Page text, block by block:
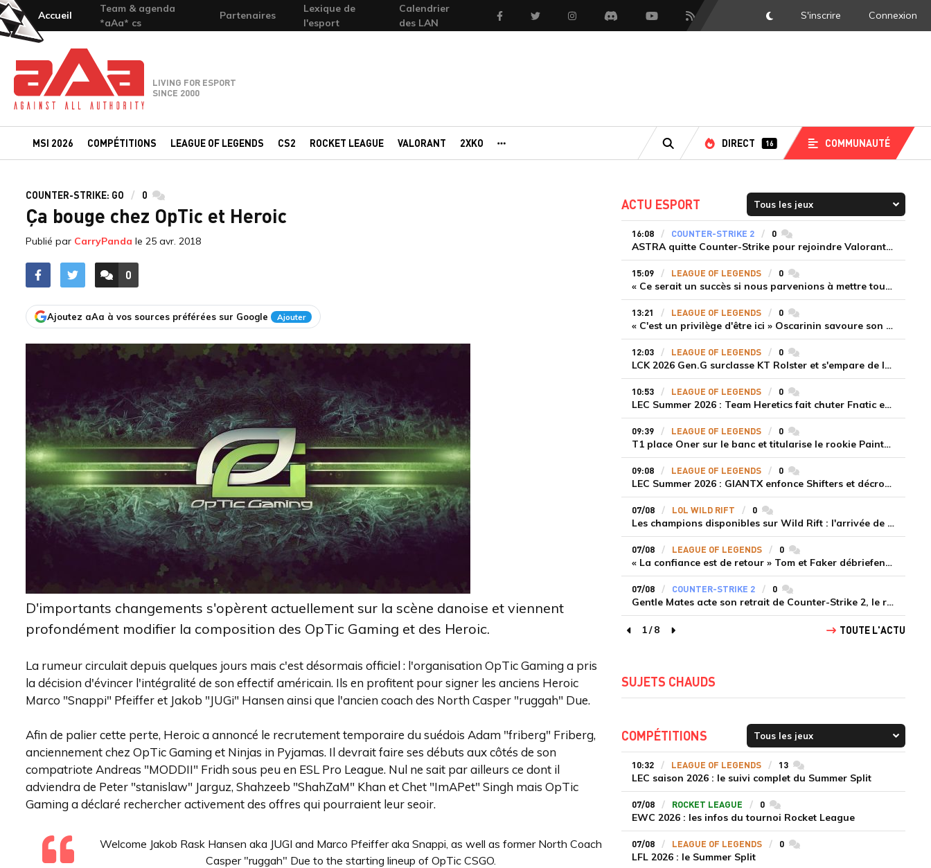
Accueil
Team & agenda
*aAa* cs
Partenaires
Lexique de
l'esport
Calendrier
des LAN
FacebookTwitter InstagramDiscord YoutubeFlux RSS DarkMode
S'inscrire Connexion
Team-aAa - against All authority
LIVING FOR ESPORT
SINCE 2000
MSI 2026 COMPÉTITIONS LEAGUE OF LEGENDS CS2 ROCKET LEAGUE VALORANT 2XKO
RECHERCHE
DIRECT 16 COMMUNAUTÉ
COUNTER-STRIKE: GO 0 commentaires
Ça bouge chez OpTic et Heroic
Publié par CarryPanda le 25 avr. 2018
ACCÉDER AUX
0
COMMENTAIRES
Ajoutez aAa à vos sources préférées sur Google Ajouter
D'importants changements s'opèrent actuellement sur la scène danoise et viennent
profondément modifier la composition des OpTic Gaming et des Heroic.
La rumeur circulait depuis quelques jours mais c'est désormais officiel : l'organisation OpTic Gaming a pris
la décision d'évincer l'intégralité de son effectif américain. Ils en profitent pour signer les anciens Heroic
Marco "Snappi" Pfeiffer et Jakob "JUGi" Hansen ainsi que l'ancien coach des North Casper "ruggah" Due.
Afin de palier cette perte, Heroic a annoncé le recrutement temporaire du suédois Adam "friberg" Friberg,
anciennement chez OpTic Gaming et Ninjas in Pyjamas. Il devrait faire ses débuts aux côtés de son
compatriote Andreas "MODDII" Fridh sous peu en ESL Pro League. Nul ne sait par ailleurs ce dont il
adviendra de Peter "stanislaw" Jarguz, Shahzeeb "ShahZaM" Khan et Chet "ImAPet" Singh mais OpTic
Gaming a déclaré rechercher activement des offres qui pourraient leur seoir.
Welcome Jakob Rask Hansen aka JUGI and Marco Pfeiffer aka Snappi, as well as former North Coach
Casper "ruggah" Due to the starting lineup of OpTic CSGO.
ACTU ESPORT
16:08 COUNTER-STRIKE 2 0commentaires
ASTRA quitte Counter-Strike pour rejoindre Valorant et la scène compétitive Game Changers
15:09 LEAGUE OF LEGENDS 0commentaires
« Ce serait un succès si nous parvenions à mettre tous les joueurs à niveau pour espérer atteindre les playoffs », Nukeduck et Mithy après la victoire de Team Heretics
13:21 LEAGUE OF LEGENDS 0commentaires
« C'est un privilège d'être ici » Oscarinin savoure son retour en LEC et prépare sa revanche
12:03 LEAGUE OF LEGENDS 0commentaires
LCK 2026 Gen.G surclasse KT Rolster et s'empare de la deuxième place du Legend Group
10:53 LEAGUE OF LEGENDS 0commentaires
LEC Summer 2026 : Team Heretics fait chuter Fnatic et lance enfin sa saison estivale
09:39 LEAGUE OF LEGENDS 0commentaires
T1 place Oner sur le banc et titularise le rookie Painter face à Hanwha Life Esports
09:08 LEAGUE OF LEGENDS 0commentaires
LEC Summer 2026 : GIANTX enfonce Shifters et décroche sa première victoire
07/08 LOL WILD RIFT 0commentaires
Les champions disponibles sur Wild Rift : l'arrivée de Cho'Gath
07/08 LEAGUE OF LEGENDS 0commentaires
« La confiance est de retour » Tom et Faker débriefent la victoire convaincante de T1 face à Dplus KIA
07/08 COUNTER-STRIKE 2 0commentaires
Gentle Mates acte son retrait de Counter-Strike 2, le roster ibérique libéré
page précédente
1/8
page suivante
TOUTE L'ACTU
SUJETS CHAUDS
COMPÉTITIONS
10:32 LEAGUE OF LEGENDS 13commentaires
LEC saison 2026 : le suivi complet du Summer Split
07/08 ROCKET LEAGUE 0commentaires
EWC 2026 : les infos du tournoi Rocket League
07/08 LEAGUE OF LEGENDS 0commentaires
LFL 2026 : le Summer Split